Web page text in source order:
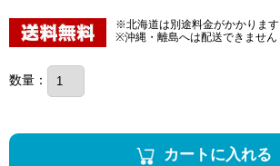
※北海道は別途料金がかかります
※沖縄・離島へは配送できません
数量：
カートに入れる